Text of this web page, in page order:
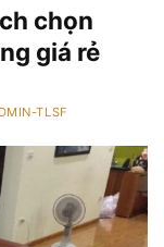
chọn
giá rẻ
TLSF